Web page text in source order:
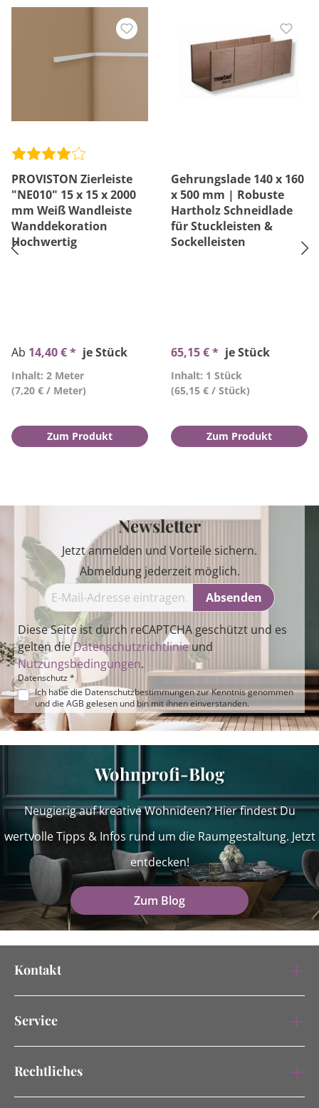
PROVISTON Zierleiste
"NE010" 15 x 15 x 2000
mm Weiß Wandleiste
Wanddekoration
Hochwertig
Ab 14,40 € * je Stück
Inhalt: 2 Meter
(7,20 € / Meter)
Zum Produkt
Gehrungslade 140 x 160
x 500 mm | Robuste
Hartholz Schneidlade
für Stuckleisten &
Sockelleisten
65,15 € * je Stück
Inhalt: 1 Stück
(65,15 € / Stück)
Zum Produkt
Newsletter
Jetzt anmelden und Vorteile sichern.
Abmeldung jederzeit möglich.
Absenden
Diese Seite ist durch reCAPTCHA geschützt und es
gelten dieDatenschutzrichtlinieund
Nutzungsbedingungen.
Datenschutz *
Ich habe die Datenschutzbestimmungenzur Kenntnis genommen
und die AGB gelesen und bin mit ihnen einverstanden.
Wohnprofi-Blog
Neugierig auf kreative Wohnideen? Hier findest Du
wertvolle Tipps & Infos rund um die Raumgestaltung. Jetzt
entdecken!
Zum Blog
Kontakt
Service
Rechtliches